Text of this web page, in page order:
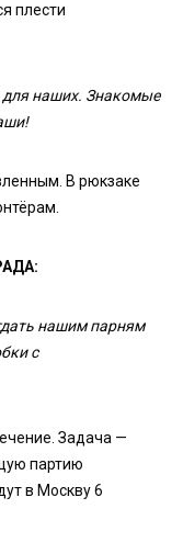
плести
для наших. Знакомые
В рюкзаке
нашим парням
с
Задача —
партию
в Москву 6